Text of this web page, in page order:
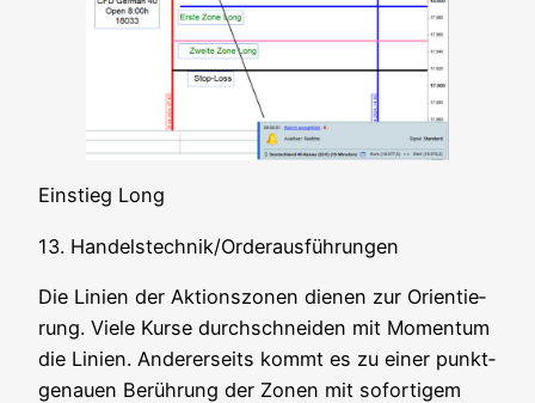
Ein­stieg Long
13. Handelstechnik/Orderausführungen
Die Lini­en der Akti­ons­zo­nen die­nen zur Ori­en­tie­
rung. Vie­le Kur­se durch­schnei­den mit Momen­tum
die Lini­en. Ande­rer­seits kommt es zu einer punkt­
ge­nau­en Berüh­rung der Zonen mit sofor­ti­gem